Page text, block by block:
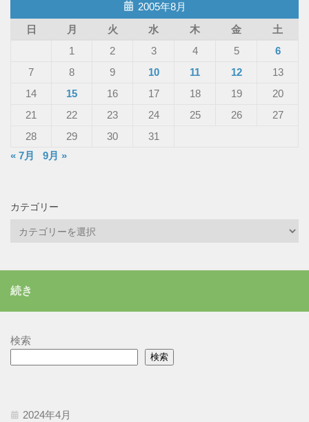
2005年8月
日
月 火 水 木 金
土
1
2 3 4 5
6
7
8 9 10 11 12
13
14
15 16 17 18 19
20
21
22 23 24 25 26
27
28
29 30
31
« 7月
9月 »
カテゴリー
ー
続き
検索
検索
2024年4月